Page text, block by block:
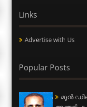
Links
Advertise with Us
Popular Posts
മുന്‍